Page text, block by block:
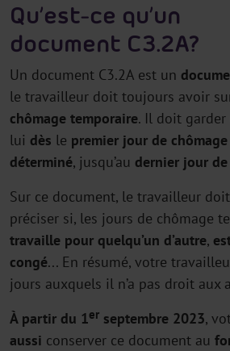
Qu’est-ce qu’un
document C3.2A ?
Un document C3.2A est un
le travailleur doit toujours avoir
chômage temporaire. Il doit garder
lui dès le premier jour de chômage
déterminé, jusqu’au dernier jour
Sur ce document, le travailleur
préciser si, les jours de chômage
travaille pour quelqu’un d’autre,
congé... En résumé, votre
jours auxquels il n’a pas droit aux
À partir du 1er septembre 2023,
aussi conserver ce document au